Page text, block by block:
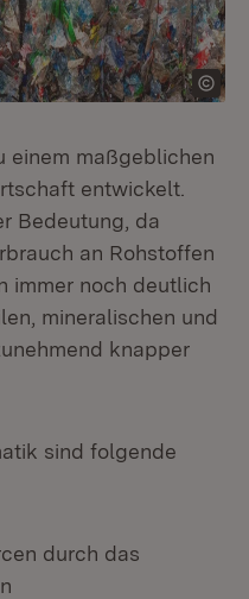
einem maßgeblichen
entwickelt.
Bedeutung, da
an Rohstoffen
immer noch deutlich
mineralischen und
knapper
sind folgende
durch das